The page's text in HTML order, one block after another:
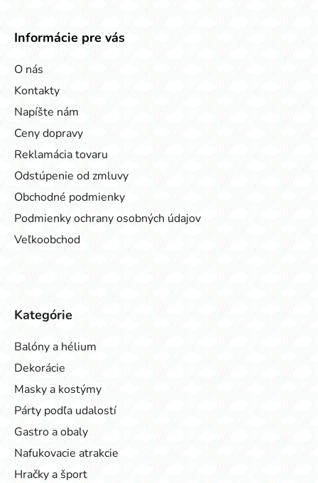
Informácie pre vás
O nás
Kontakty
Napíšte nám
Ceny dopravy
Reklamácia tovaru
Odstúpenie od zmluvy
Obchodné podmienky
Podmienky ochrany osobných údajov
Veľkoobchod
Kategórie
Balóny a hélium
Dekorácie
Masky a kostýmy
Párty podľa udalostí
Gastro a obaly
Nafukovacie atrakcie
Hračky a šport